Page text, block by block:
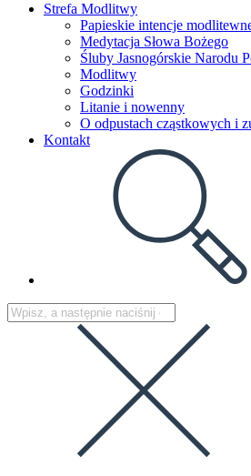
Strefa Modlitwy
Papieskie intencje
Medytacja Słowa Bożego
Śluby Jasnogórskie Narodu
Modlitwy
Godzinki
Litanie i nowenny
O odpustach cząstkowych i
Kontakt
Search
this
Escape
to
close